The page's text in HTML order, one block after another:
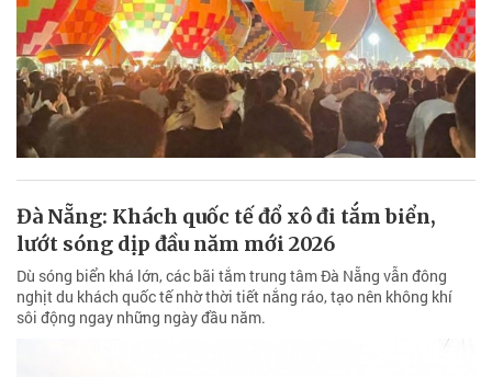
Đà Nẵng: Khách quốc tế đổ xô đi tắm biển,
lướt sóng dịp đầu năm mới 2026
Dù sóng biển khá lớn, các bãi tắm trung tâm Đà Nẵng vẫn đông
nghịt du khách quốc tế nhờ thời tiết nắng ráo, tạo nên không khí
sôi động ngay những ngày đầu năm.